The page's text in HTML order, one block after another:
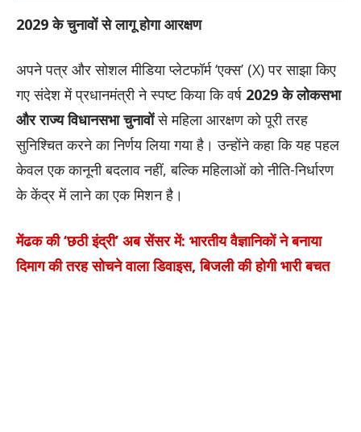
2029 के चुनावों से लागू होगा आरक्षण
अपने पत्र और सोशल मीडिया प्लेटफॉर्म ‘एक्स’ (X) पर साझा किए
गए संदेश में प्रधानमंत्री ने स्पष्ट किया कि वर्ष 2029 के लोकसभा
और राज्य विधानसभा चुनावोंसे महिला आरक्षण को पूरी तरह
सुनिश्चित करने का निर्णय लिया गया है। उन्होंने कहा कि यह पहल
केवल एक कानूनी बदलाव नहीं, बल्कि महिलाओं को नीति-निर्धारण
के केंद्र में लाने का एक मिशन है।
मेंढक की ‘छठी इंद्री’ अब सेंसर में: भारतीय वैज्ञानिकों ने बनाया
दिमाग की तरह सोचने वाला डिवाइस, बिजली की होगी भारी बचत